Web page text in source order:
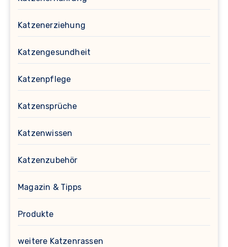
Katzenerziehung
Katzengesundheit
Katzenpflege
Katzensprüche
Katzenwissen
Katzenzubehör
Magazin & Tipps
Produkte
weitere Katzenrassen